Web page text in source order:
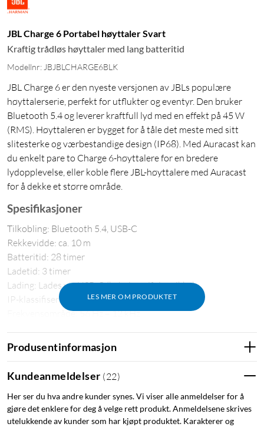
JBL Charge 6 Portabel høyttaler Svart
Kraftig trådløs høyttaler med lang batteritid
Modellnr: JBJBLCHARGE6BLK
JBL Charge 6 er den nyeste versjonen av JBLs populære
høyttalerserie, perfekt for utflukter og eventyr. Den bruker
Bluetooth 5.4 og leverer kraftfull lyd med en effekt på 45 W
(RMS). Høyttaleren er bygget for å tåle det meste med sitt
slitesterke og værbestandige design (IP68). Med Auracast kan
du enkelt pare to Charge 6-høyttalere for en bredere
lydopplevelse, eller koble flere JBL-høyttalere med Auracast
for å dekke et større område.
LES MER OM PRODUKTET
Spesifikasjoner
Tilkobling: Bluetooth 5.4, USB-C
Rekkevidde: ca. 10 m
Batteritid: 28 timer
Ladetid: 3 timer
Lading: Lades via USB-C (kabel medfølger ikke)
IP-klassifisering: IP68
Frekvensområde: 56 Hz – 12 kHz
Effekt: 45 W
Mål: 228,8 x 98,5 x 94,0 mm
Vekt: 990 g
Produsentinformasjon
Kundeanmeldelser (22)
Her ser du hva andre kunder synes. Vi viser alle anmeldelser for å
gjøre det enklere for deg å velge rett produkt. Anmeldelsene skrives
utelukkende av kunder som har kjøpt produktet. Karakterer og